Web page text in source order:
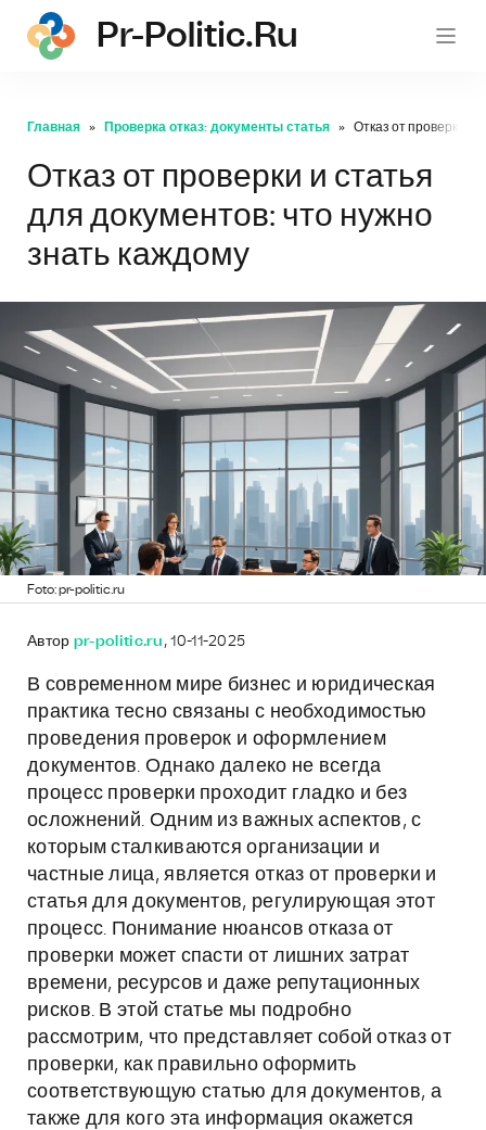
pr-
Pr-Politic.ru
Главная Проверка отказ: документы статья Отказ от проверки и
Отказ от проверки и статья
для документов: что нужно
знать каждому
Foto: pr-politic.ru
Автор pr-politic.ru , 10-11-2025
В современном мире бизнес и юридическая
практика тесно связаны с необходимостью
проведения проверок и оформлением
документов. Однако далеко не всегда
процесс проверки проходит гладко и без
осложнений. Одним из важных аспектов, с
которым сталкиваются организации и
частные лица, является отказ от проверки и
статья для документов, регулирующая этот
процесс. Понимание нюансов отказа от
проверки может спасти от лишних затрат
времени, ресурсов и даже репутационных
рисков. В этой статье мы подробно
рассмотрим, что представляет собой отказ от
проверки, как правильно оформить
соответствующую статью для документов, а
также для кого эта информация окажется